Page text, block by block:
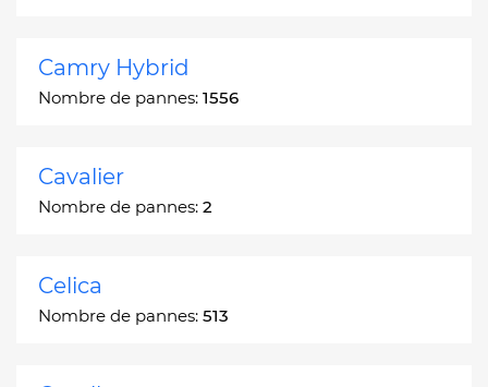
Camry Hybrid
Nombre de pannes: 1556
Cavalier
Nombre de pannes: 2
Celica
Nombre de pannes: 513